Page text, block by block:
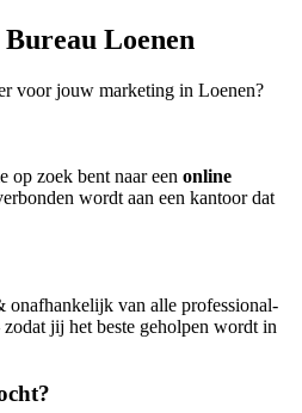
Loenen
voor jouw marketing in Loenen?
op zoek bent naar een online
wordt aan een kantoor dat
onafhankelijk van alle professional-
zodat jij het beste geholpen wordt in